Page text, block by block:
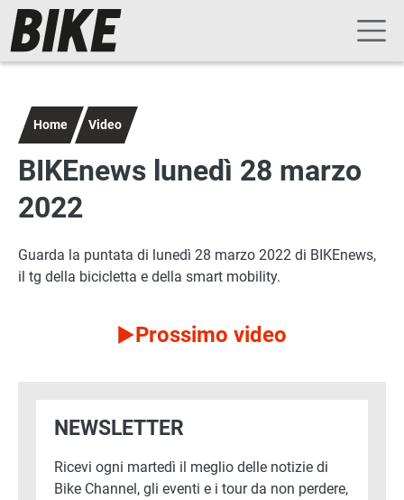
Salta al contenuto principale
Navigazione principale
Home Video
BIKEnews lunedì 28 marzo
2022
Guarda la puntata di lunedì 28 marzo 2022 di BIKEnews,
il tg della bicicletta e della smart mobility.
Prossimo video
NEWSLETTER
Ricevi ogni martedì il meglio delle notizie di
Bike Channel, gli eventi e i tour da non perdere,